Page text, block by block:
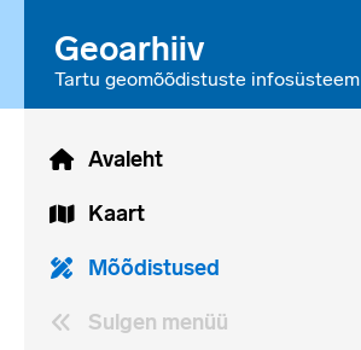
Geoarhiiv
Tartu geomõõdistuste infosüsteem
Avaleht
Kaart
Mõõdistused
Sulgen menüü